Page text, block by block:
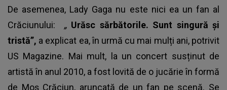
De asemenea, Lady Gaga nu este nici ea un fan al
Crăciunului: „ Urăsc sărbătorile. Sunt singură și
tristă”, a explicat ea, în urmă cu mai mulți ani, potrivit
US Magazine. Mai mult, la un concert susținut de
artistă în anul 2010, a fost lovită de o jucărie în formă
de Moș Crăciun, aruncată de un fan pe scenă. Se